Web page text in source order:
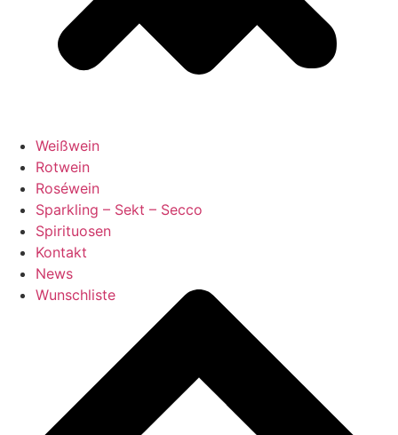
Weißwein
Rotwein
Roséwein
Sparkling – Sekt – Secco
Spirituosen
Kontakt
News
Wunschliste